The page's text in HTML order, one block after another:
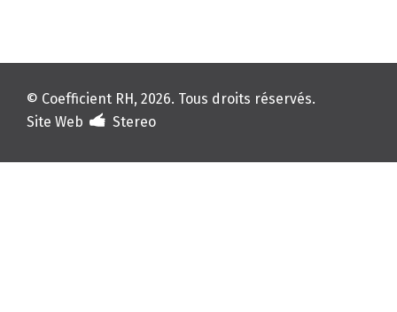
© Coefficient RH, 2026. Tous droits réservés.
Site Web
Stereo